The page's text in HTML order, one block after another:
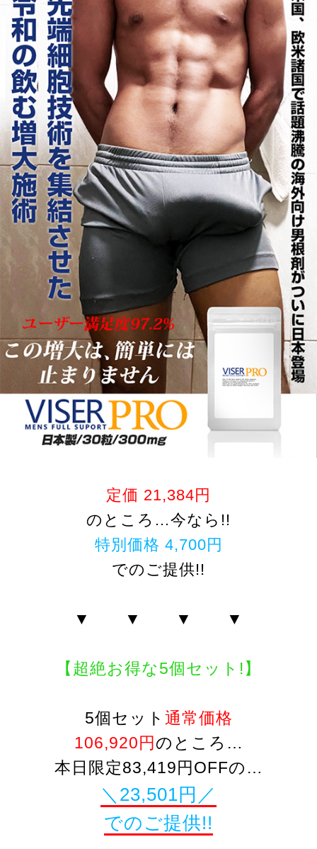
定価 21,384円
のところ…今なら!!
特別価格 4,700円
でのご提供!!
▼ ▼ ▼ ▼
【超絶お得な5個セット!】
5個セット 通常価格
106,920円のところ…
本日限定83,419円OFFの…
＼23,501円／
でのご提供!!